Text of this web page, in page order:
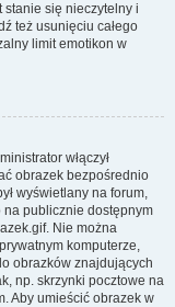
stanie się nieczytelny i
też usunięciu całego
limit emotikon w
włączył
obrazek bezpośrednio
wyświetlany na forum,
publicznie dostępnym
Nie można
komputerze,
obrazków znajdujących
np. skrzynki pocztowe na
Aby umieścić obrazek w